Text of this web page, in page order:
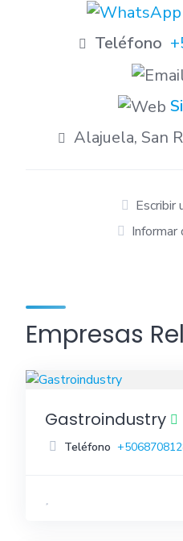
Teléfono
Alajuela, San
Escribir
Informar
Empresas
Gastroindustry
Teléfono